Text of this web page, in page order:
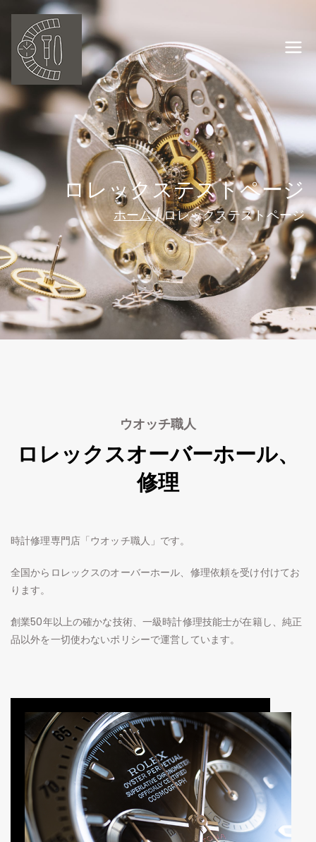
岡山の時計修理
オーバーホー
ル ウオッチ職
人
ロレックステストページ
ホーム ロレックステストページ
ウオッチ職人
ロレックスオーバーホール、
修理
時計修理専門店「ウオッチ職人」です。
全国からロレックスのオーバーホール、修理依頼を受け付けてお
ります。
創業50年以上の確かな技術、一級時計修理技能士が在籍し、純正
品以外を一切使わないポリシーで運営しています。